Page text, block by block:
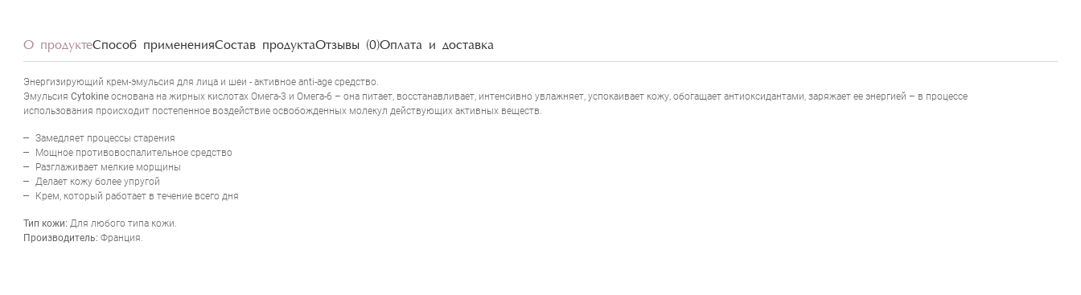
О продуктеСпособ примененияСостав продуктаОтзывы (0)Оплата и доставка
Энергизирующий крем-эмульсия для лица и шеи - активное anti-age средство.
Эмульсия Cytokine основана на жирных кислотах Омега-3 и Омега-6 – она питает, восстанавливает, интенсивно увлажняет, успокаивает кожу, обогащает антиоксидантами, заряжает ее энергией – в процессе
использования происходит постепенное воздействие освобожденных молекул действующих активных веществ.
Замедляет процессы старения
Мощное противовоспалительное средство
Разглаживает мелкие морщины
Делает кожу более упругой
Крем, который работает в течение всего дня
Тип кожи: Для любого типа кожи.
Производитель: Франция.